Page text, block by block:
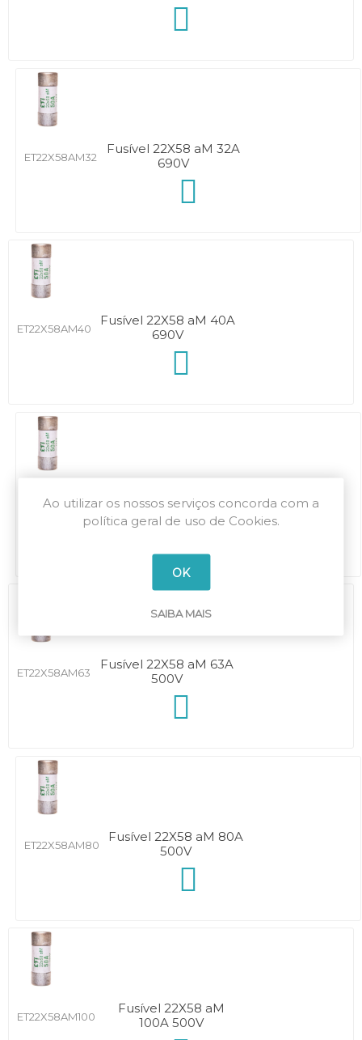
ET22X58AM32
Fusível 22X58 aM 32A
690V
ET22X58AM40
Fusível 22X58 aM 40A
690V
ET22X58AM50
500V
ET22X58AM63
Fusível 22X58 aM 63A
500V
ET22X58AM80
Fusível 22X58 aM 80A
500V
ET22X58AM100
Fusível 22X58 aM
100A 500V
Ao utilizar os nossos serviços concorda com a
política geral de uso de Cookies.
OK
SAIBA MAIS